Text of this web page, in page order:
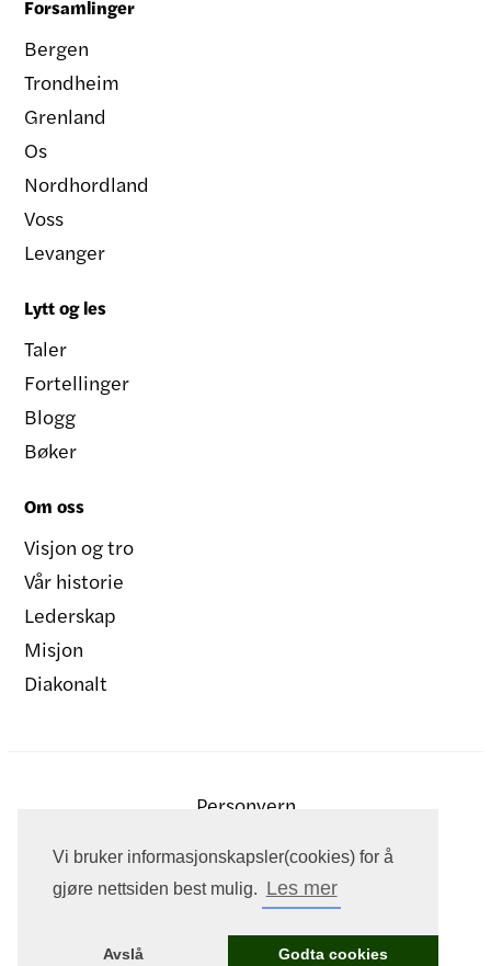
Vi bruker informasjonskapsler(cookies) for å
gjøre nettsiden best mulig. Les mer
Avslå Godta cookies
Forsamlinger
Bergen
Trondheim
Grenland
Os
Nordhordland
Voss
Levanger
Lytt og les
Taler
Fortellinger
Blogg
Bøker
Om oss
Visjon og tro
Vår historie
Lederskap
Misjon
Diakonalt
Personvern